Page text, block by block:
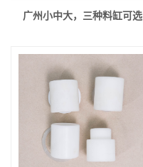
广州小中大，三种料缸可选